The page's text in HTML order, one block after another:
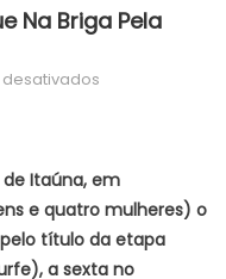
Na Briga Pela
em
Brasil
segue
na
briga
Itaúna, em
e quatro mulheres) o
título da etapa
a sexta no